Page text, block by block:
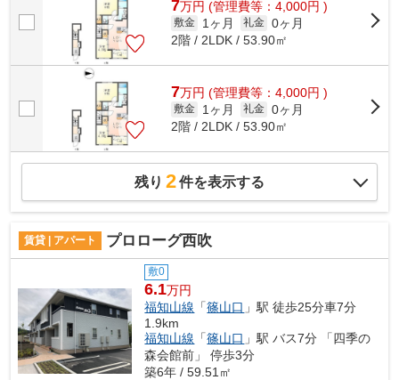
7万円 (管理費等：4,000円 )
敷金 1ヶ月 礼金 0ヶ月
2階 / 2LDK / 53.90㎡
7万円 (管理費等：4,000円 )
敷金 1ヶ月 礼金 0ヶ月
2階 / 2LDK / 53.90㎡
残り 2件を表示する
賃貸 | アパート プロローグ西吹
敷0
6.1万円
福知山線 「篠山口 」駅 徒歩25分車7分
1.9km
福知山線 「篠山口 」駅 バス7分 「四季の
森会館前」 停歩3分
築6年 / 59.51㎡